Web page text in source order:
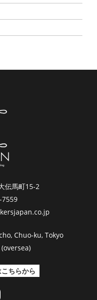
伝馬町15-2
7559
Chuo-ku, Tokyo
ちらから